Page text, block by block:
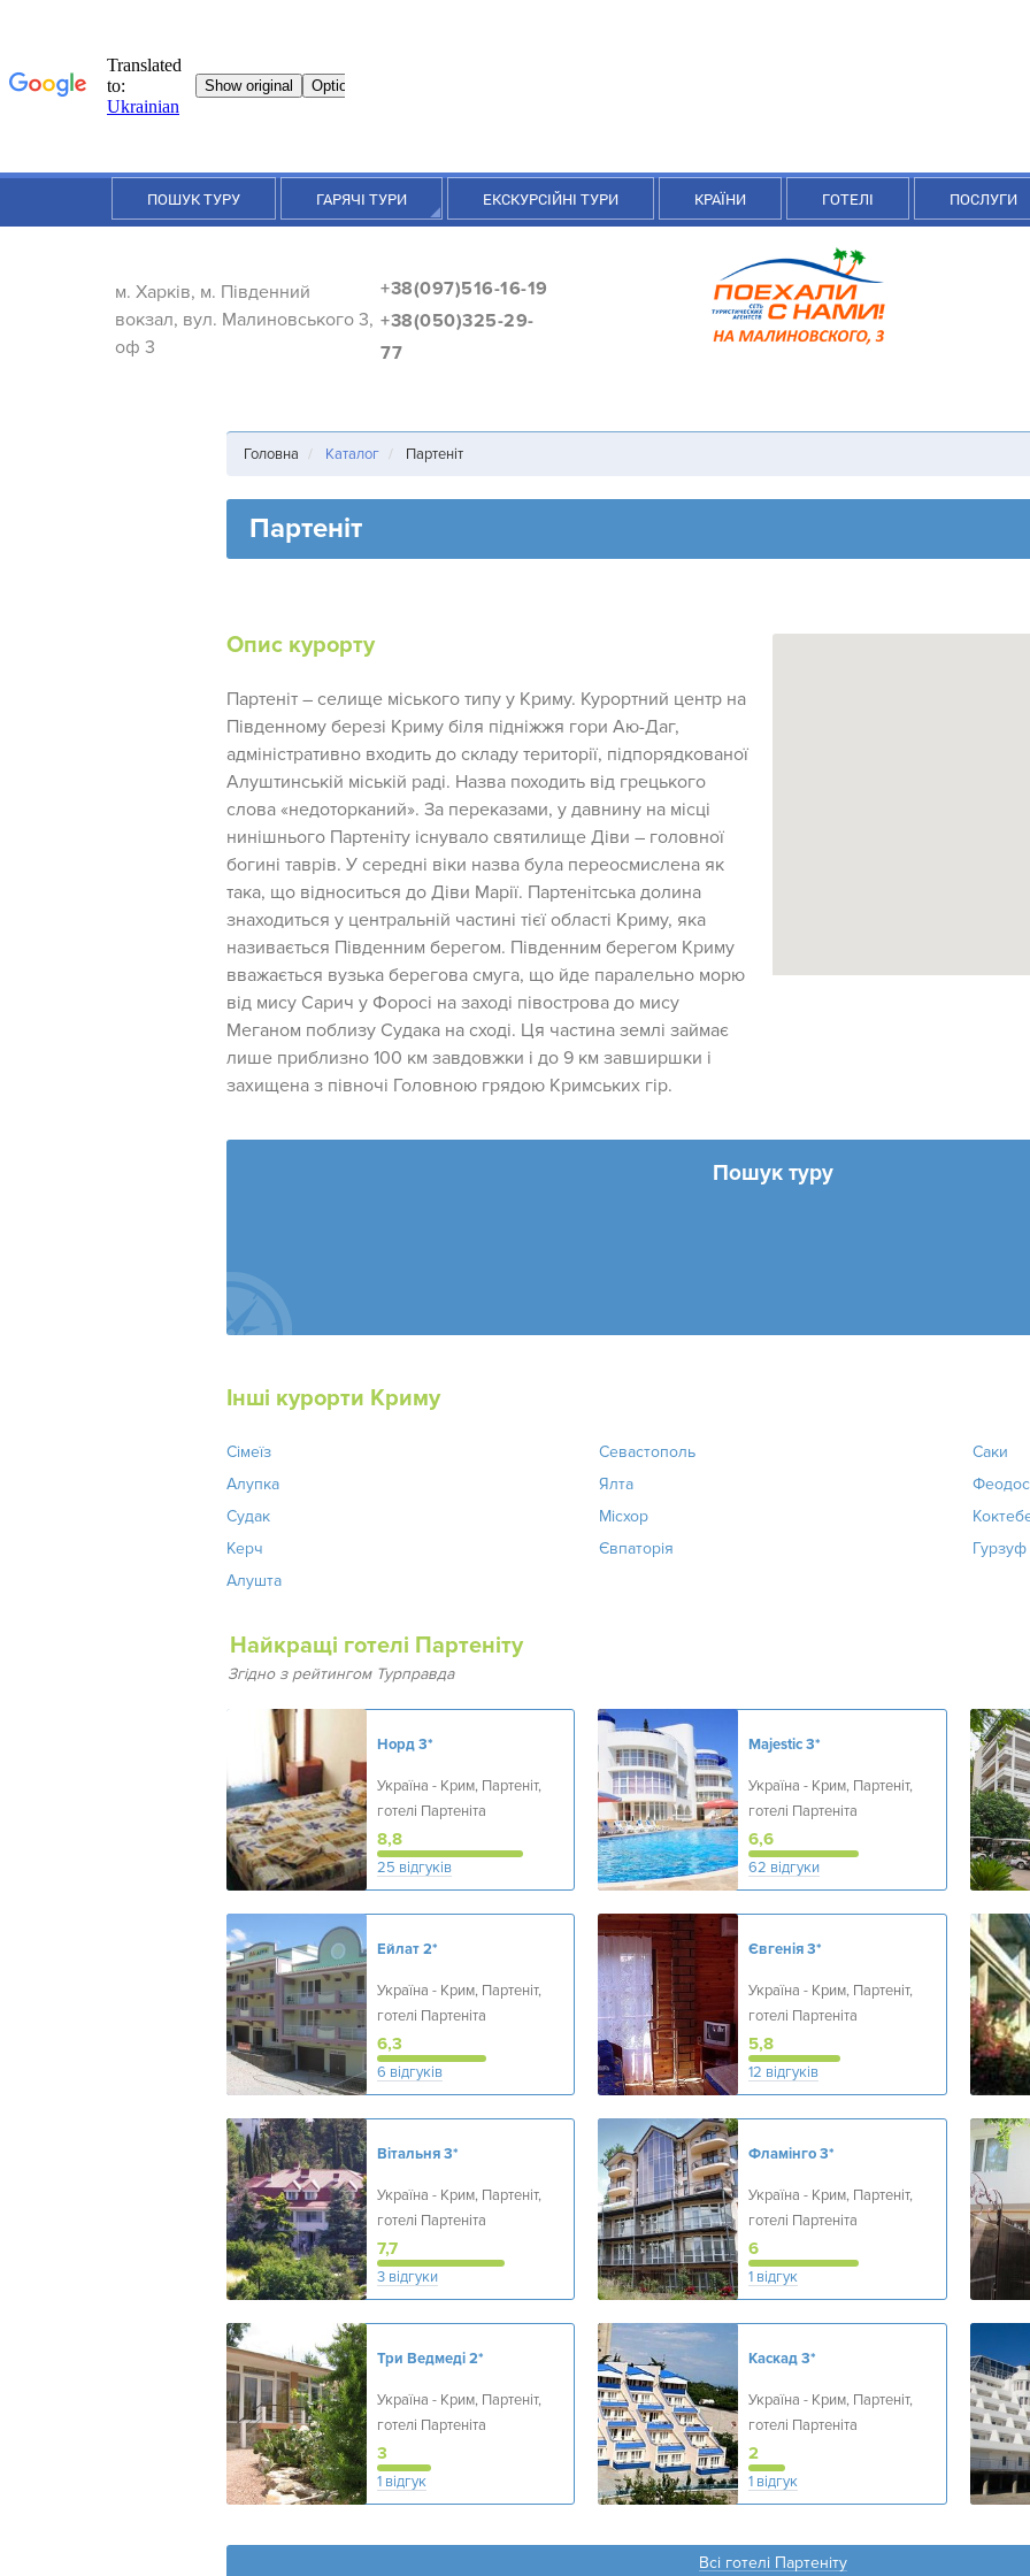
ПОШУК ТУРУ ГАРЯЧІ ТУРИ ЕКСКУРСІЙНІ ТУРИ КРАЇНИ ГОТЕЛІ ПОСЛУГИ
м. Харків, м. Південний
вокзал, вул. Малиновського 3,
оф 3
+38(097)516-16-19
+38(050)325-29-
77
Головна Каталог Партеніт
Партеніт
Опис курорту
Партеніт – селище міського типу у Криму. Курортний центр на
Південному березі Криму біля підніжжя гори Аю-Даг,
адміністративно входить до складу території, підпорядкованої
Алуштинській міській раді. Назва походить від грецького
слова «недоторканий». За переказами, у давнину на місці
нинішнього Партеніту існувало святилище Діви – головної
богині таврів. У середні віки назва була переосмислена як
така, що відноситься до Діви Марії. Партенітська долина
знаходиться у центральній частині тієї області Криму, яка
називається Південним берегом. Південним берегом Криму
вважається вузька берегова смуга, що йде паралельно морю
від мису Сарич у Форосі на заході півострова до мису
Меганом поблизу Судака на сході. Ця частина землі займає
лише приблизно 100 км завдовжки і до 9 км завширшки і
захищена з півночі Головною грядою Кримських гір.
Пошук туру
Інші курорти Криму
Сімеїз Севастополь
Саки
Алупка
Ялта
Судак
Місхор
Керч
Євпаторія
Гурзуф
Алушта
Найкращі готелі Партеніту
Згідно з рейтингом Турправда
Норд 3*
Україна - Крим, Партеніт,
готелі Партеніта
8,8
25 відгуків
Majestic3*
Україна - Крим, Партеніт,
готелі Партеніта
6,6
62 відгуки
Ейлат 2*
Україна - Крим, Партеніт,
готелі Партеніта
6,3
6 відгуків
Євгенія3*
Україна - Крим, Партеніт,
готелі Партеніта
5,8
12 відгуків
Вітальня 3*
Україна - Крим, Партеніт,
готелі Партеніта
7,7
3 відгуки
Фламінго3*
Україна - Крим, Партеніт,
готелі Партеніта
6
1 відгук
Три Ведмеді 2*
Україна - Крим, Партеніт,
готелі Партеніта
3
1 відгук
Каскад3*
Україна - Крим, Партеніт,
готелі Партеніта
2
1 відгук
Всі готелі Партеніту